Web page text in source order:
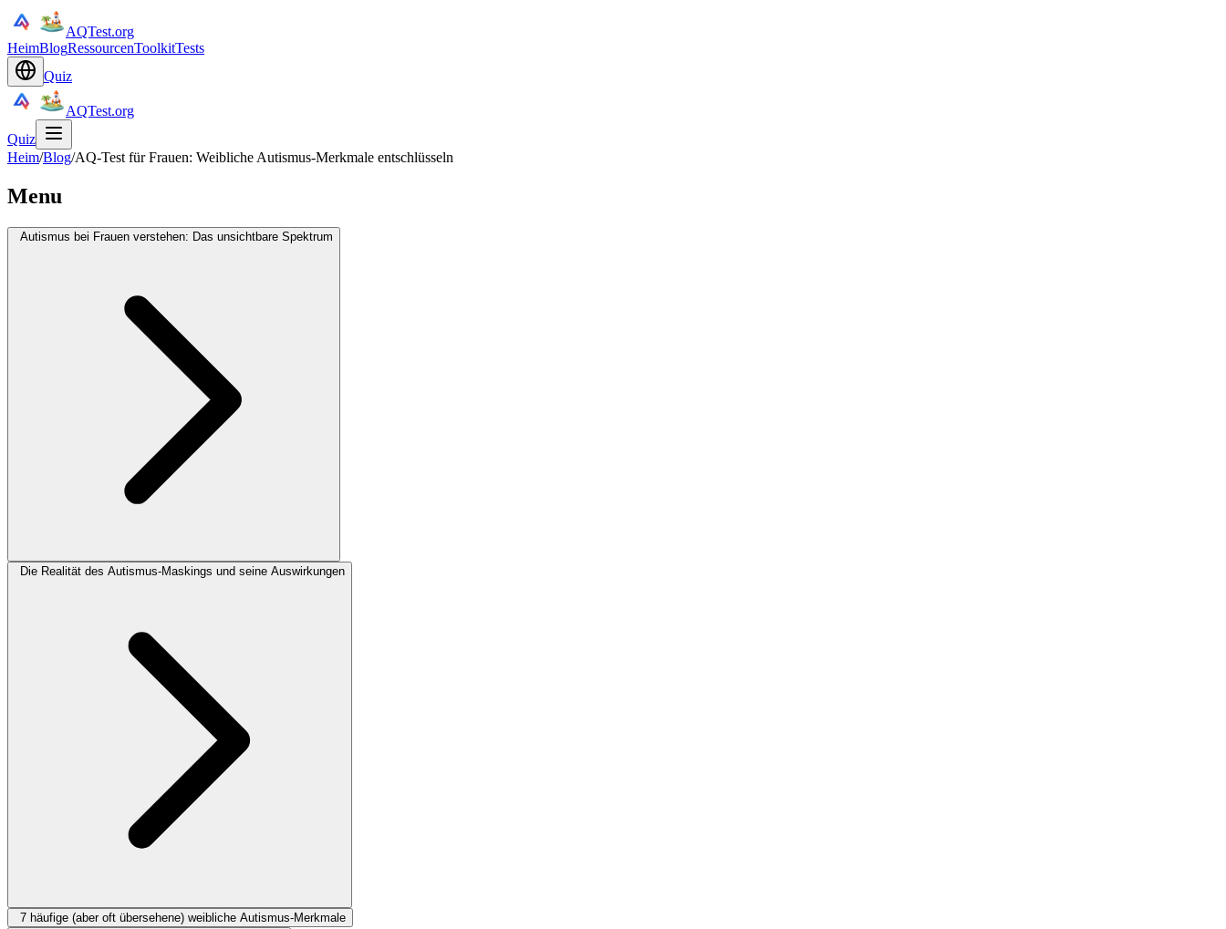
AQTest.org
HeimBlogRessourcenToolkitTests
Quiz
AQTest.org
Quiz
Heim/Blog/AQ-Test für Frauen: Weibliche Autismus-Merkmale entschlüsseln
Menu
Autismus bei Frauen verstehen: Das unsichtbare Spektrum
Die Realität des Autismus-Maskings und seine Auswirkungen
7 häufige (aber oft übersehene) weibliche Autismus-Merkmale